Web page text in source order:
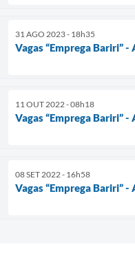
31 AGO 2023 - 18h35
Vagas “Emprega Bariri”
11 OUT 2022 - 08h18
Vagas “Emprega Bariri”
08 SET 2022 - 16h58
Vagas “Emprega Bariri”